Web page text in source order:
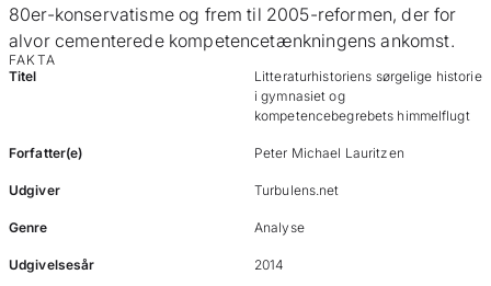
80er-konservatisme og frem til 2005-reformen, der for
alvor cementerede kompetencetænkningens ankomst.
FAKTA
Titel
Litteraturhistoriens sørgelige historie
i gymnasiet og
kompetencebegrebets himmelflugt
Forfatter(e) Peter Michael Lauritzen
Udgiver Turbulens.net
Genre Analyse
Udgivelsesår 2014